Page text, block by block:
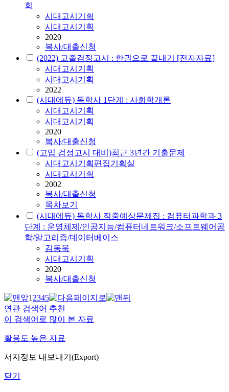
회
시대고시기획
시대고시기획
2020
복사/대출신청
(2022) 고졸검정고시 : 한권으로 끝내기 [전자자료]
시대고시기획
시대고시기획
2022
(시대에듀) 독학사 1단계 : 사회학개론
시대고시기획
시대고시기획
2020
복사/대출신청
(고입 검정고시 대비)최근 3년간 기출문제
시대고시기획편집기획실
시대고시기획
2002
복사/대출신청
목차보기
(시대에듀) 독학사 적중예상문제집 : 컴퓨터과학과 3
단계 : 운영체제/인공지능/컴퓨터네트워크/소프트웨어공
학/알고리즘/데이터베이스
김동욱
시대고시기획
2020
복사/대출신청
12345
연관 검색어 추천
이 검색어로 많이 본 자료
활용도 높은 자료
서지정보 내보내기(Export)
닫기